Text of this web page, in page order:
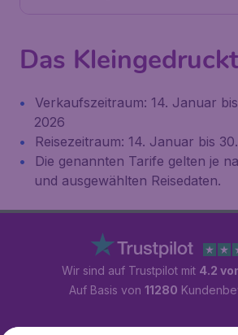
Das
Verkaufszeitraum: 14. Januar
2026
Reisezeitraum: 14. Januar bis
Die genannten Tarife gelten je
und ausgewählten Reisedaten.
Wir sind auf Trustpilot mit 4.2
Auf Basis von 11280